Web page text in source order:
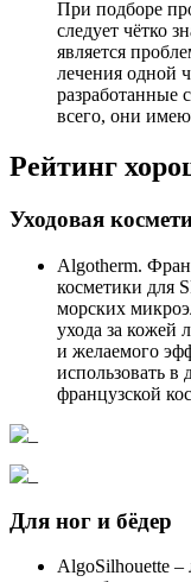
При подборе
следует чётко
является
лечения одной
разработанные
всего, они
Рейтинг
Уходовая
Algotherm.
косметики для
морских
ухода за кожей
и желаемого
использовать
французской
Для ног и бёдер
AlgoSilhouette –